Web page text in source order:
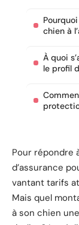
chien à
À quoi
le profil
Pour répondre
d’assurance
vantant tarifs
Mais quel
à son chien